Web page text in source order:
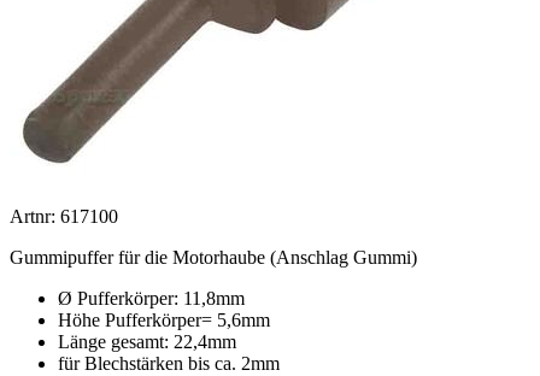
Artnr: 617100
Gummipuffer für die Motorhaube (Anschlag Gummi)
Ø Pufferkörper: 11,8mm
Höhe Pufferkörper= 5,6mm
Länge gesamt: 22,4mm
für Blechstärken bis ca. 2mm